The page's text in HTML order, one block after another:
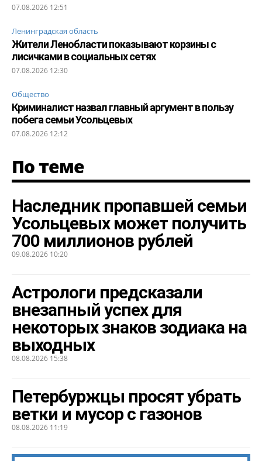
07.08.2026 12:51
Ленинградская область
Жители Ленобласти показывают корзины с
лисичками в социальных сетях
07.08.2026 12:30
Общество
Криминалист назвал главный аргумент в пользу
побега семьи Усольцевых
07.08.2026 12:12
По теме
Наследник пропавшей семьи
Усольцевых может получить
700 миллионов рублей
09.08.2026 10:20
Астрологи предсказали
внезапный успех для
некоторых знаков зодиака на
выходных
08.08.2026 15:38
Петербуржцы просят убрать
ветки и мусор с газонов
08.08.2026 11:19